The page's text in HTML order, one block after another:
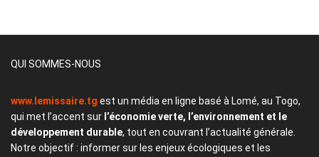
QUI SOMMES-NOUS
www.lemissaire.tg est un média en ligne basé à Lomé, au Togo,
qui met l’accent sur l’économie verte, l’environnement et le
développement durable, tout en couvrant l’actualité générale.
Notre objectif : informer sur les enjeux écologiques et les